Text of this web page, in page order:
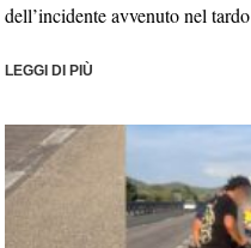
dell’incidente avvenuto nel tardo
LEGGI DI PIÙ